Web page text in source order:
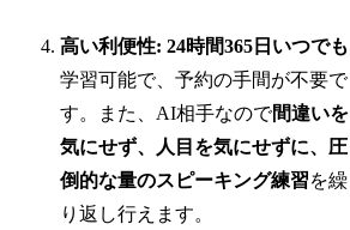
高い利便性: 24時間365日いつでも
学習可能で、予約の手間が不要で
す。また、AI相手なので間違いを
気にせず、人目を気にせずに、圧
倒的な量のスピーキング練習を繰
り返し行えます。